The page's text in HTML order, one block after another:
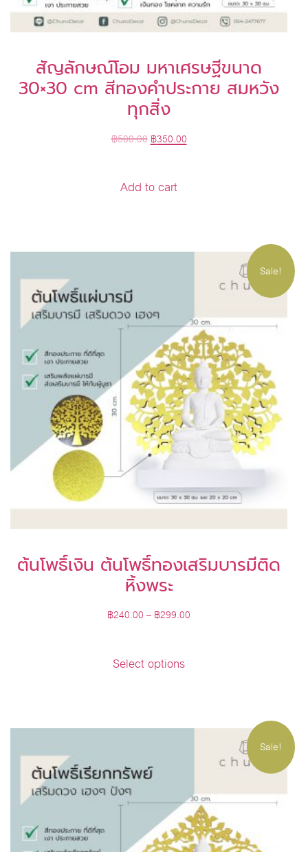
สัญลักษณ์โอม มหาเศรษฐีขนาด
30×30 cm สีทองคำประกาย สมหวัง
ทุกสิ่ง
฿500.00฿350.00
Add to cart
Sale!
ต้นโพธิ์เงิน ต้นโพธิ์ทองเสริมบารมีติด
หิ้งพระ
฿240.00–฿299.00
Select options
Sale!